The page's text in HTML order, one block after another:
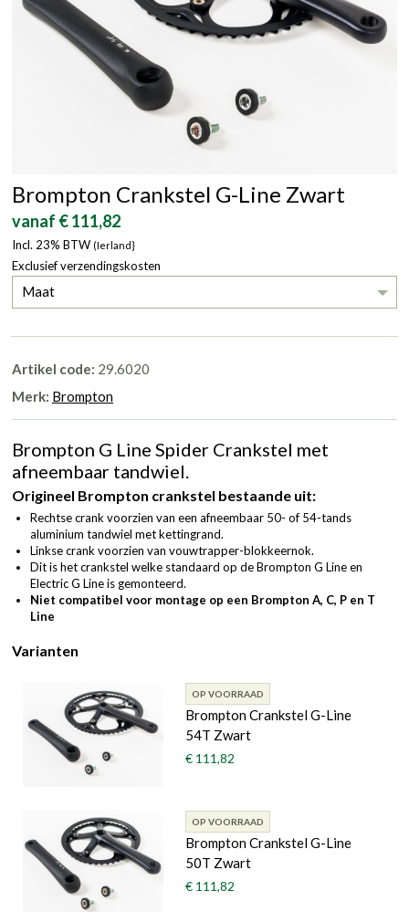
Brompton Crankstel G-Line Zwart
vanaf € 111,82
Incl. 23% BTW (Ierland}
Exclusief verzendingskosten
Maat
Artikel code: 29.6020
Merk: Brompton
Brompton G Line Spider Crankstel met
afneembaar tandwiel.
Origineel Brompton crankstel bestaande uit:
Rechtse crank voorzien van een afneembaar 50- of 54-tands
aluminium tandwiel met kettingrand.
Linkse crank voorzien van vouwtrapper-blokkeernok.
Dit is het crankstel welke standaard op de Brompton G Line en
Electric G Line is gemonteerd.
Niet compatibel voor montage op een Brompton A, C, P en T
Line
Varianten
OP VOORRAAD
Brompton Crankstel G-Line
54T Zwart
€ 111,82
OP VOORRAAD
Brompton Crankstel G-Line
50T Zwart
€ 111,82